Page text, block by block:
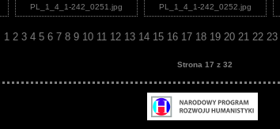
PL_1_4_1-242_0251.jpg PL_1_4_1-242_0252.jpg
1 2 3 4 5 6 7 8 9 10 11 12 13 14 15 16 17 18 19 20 21 22 23
Strona 17 z 32